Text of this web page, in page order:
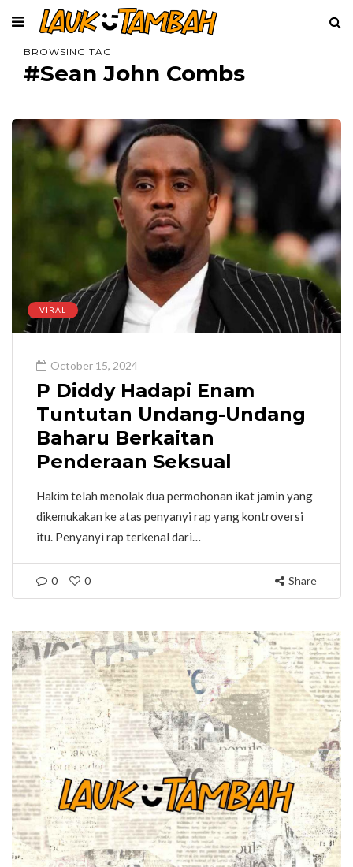
BROWSING TAG
#Sean John Combs
VIRAL
October 15, 2024
P Diddy Hadapi Enam
Tuntutan Undang-Undang
Baharu Berkaitan
Penderaan Seksual
Hakim telah menolak dua permohonan ikat jamin yang
dikemukakan ke atas penyanyi rap yang kontroversi
itu. Penyanyi rap terkenal dari…
0 0 Share